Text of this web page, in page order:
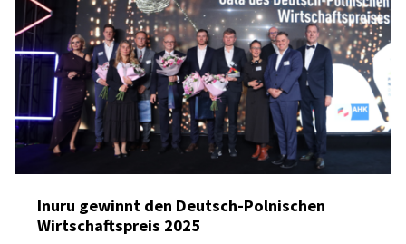
Inuru gewinnt den Deutsch-Polnischen
Wirtschaftspreis 2025